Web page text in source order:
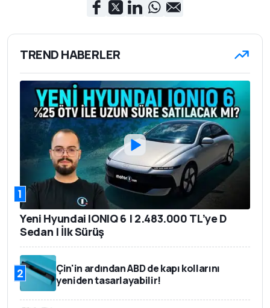
TREND HABERLER
1
Yeni Hyundai IONIQ 6 | 2.483.000 TL’ye D
Sedan | İlk Sürüş
2
Çin'in ardından ABD de kapı kollarını
yeniden tasarlayabilir!